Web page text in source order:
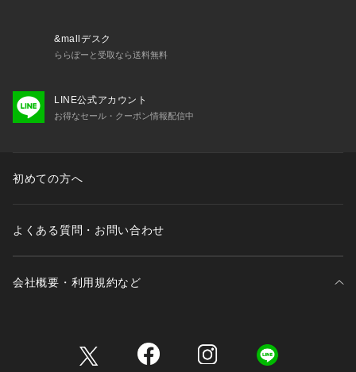
&mallデスク
ららぽーと受取なら送料無料
LINE公式アカウント
お得なセール・クーポン情報配信中
初めての方へ
よくある質問・お問い合わせ
会社概要・利用規約など